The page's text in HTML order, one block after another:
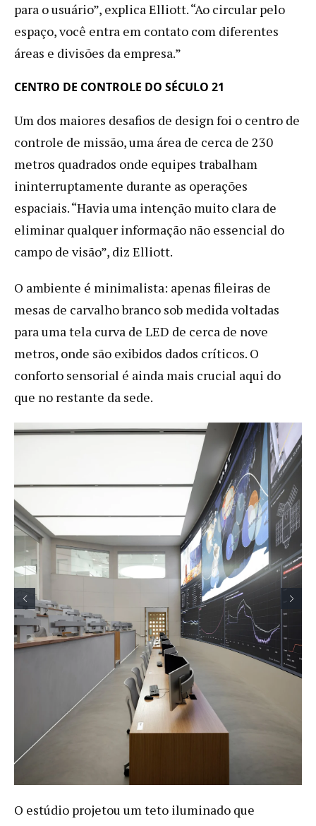
para o usuário”, explica Elliott. “Ao circular pelo
espaço, você entra em contato com diferentes
áreas e divisões da empresa.”
CENTRO DE CONTROLE DO SÉCULO 21
Um dos maiores desafios de design foi o centro de
controle de missão, uma área de cerca de 230
metros quadrados onde equipes trabalham
ininterruptamente durante as operações
espaciais. “Havia uma intenção muito clara de
eliminar qualquer informação não essencial do
campo de visão”, diz Elliott.
O ambiente é minimalista: apenas fileiras de
mesas de carvalho branco sob medida voltadas
para uma tela curva de LED de cerca de nove
metros, onde são exibidos dados críticos. O
conforto sensorial é ainda mais crucial aqui do
que no restante da sede.
O estúdio projetou um teto iluminado que